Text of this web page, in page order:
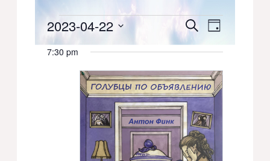
Events
for
April
2023
Events
Search
and
Views
Navigation
SearchEvent
Views
Day
2023-04-22
Select
date.
7:30 pm